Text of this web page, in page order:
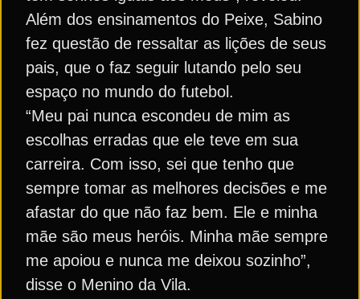
Além dos ensinamentos do Peixe, Sabino
fez questão de ressaltar as lições de seus
pais, que o faz seguir lutando pelo seu
espaço no mundo do futebol.
“Meu pai nunca escondeu de mim as
escolhas erradas que ele teve em sua
carreira. Com isso, sei que tenho que
sempre tomar as melhores decisões e me
afastar do que não faz bem. Ele e minha
mãe são meus heróis. Minha mãe sempre
me apoiou e nunca me deixou sozinho”,
disse o Menino da Vila.